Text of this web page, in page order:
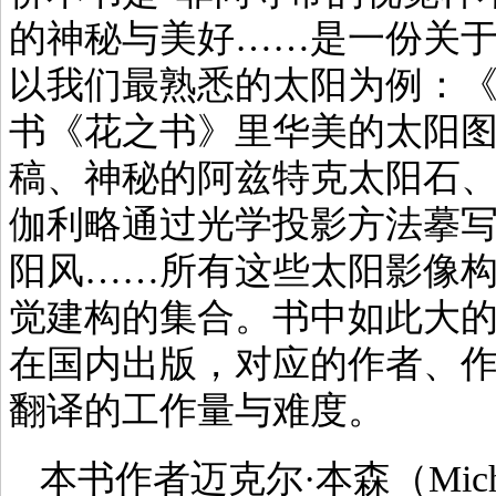
的神秘与美好……是一份关
以我们最熟悉的太阳为例：
书《花之书》里华美的太阳
稿、神秘的阿兹特克太阳石
伽利略通过光学投影方法摹
阳风……所有这些太阳影像
觉建构的集合。书中如此大
在国内出版，对应的作者、
翻译的工作量与难度。
本书作者迈克尔·本森（